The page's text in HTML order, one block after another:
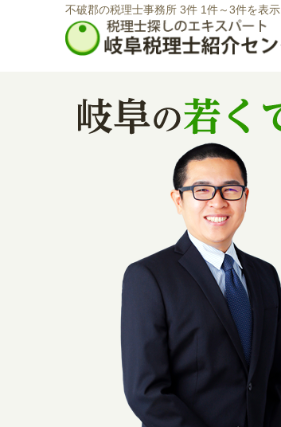
不破郡の税理士事務所 3件 1件～3件を表示